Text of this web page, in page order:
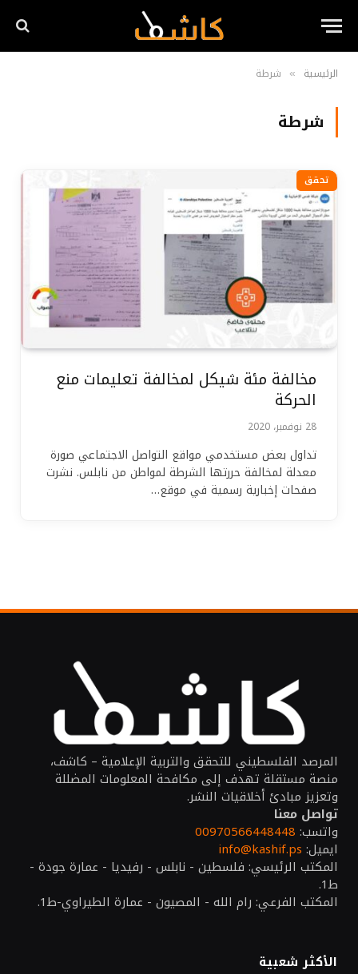
الرئيسية » شرطة
شرطة
تحقق
مخالفة مئة شيكل لمخالفة تعليمات منع
الحركة
28 نوفمبر، 2020
تداول بعض مستخدمي مواقع التواصل الاجتماعي صورة
معدلة لمخالفة حررتها الشرطة لمواطن من نابلس. نشرت
صفحات إخبارية رسمية في موقع…
المرصد الفلسطيني للتحقق والتربية الإعلامية – كاشف،
منصة مستقلة تهدف إلى مكافحة المعلومات المضللة
وتعزيز مبادئ أخلاقيات النشر.
تواصل معنا
واتسب: 00970566448448
ايميل: info@kashif.ps
المكتب الرئيسي: فلسطين - نابلس - رفيديا - عمارة جودة -
ط1.
المكتب الفرعي: رام الله - المصيون - عمارة الطيراوي-ط1.
الأكثر شعبية